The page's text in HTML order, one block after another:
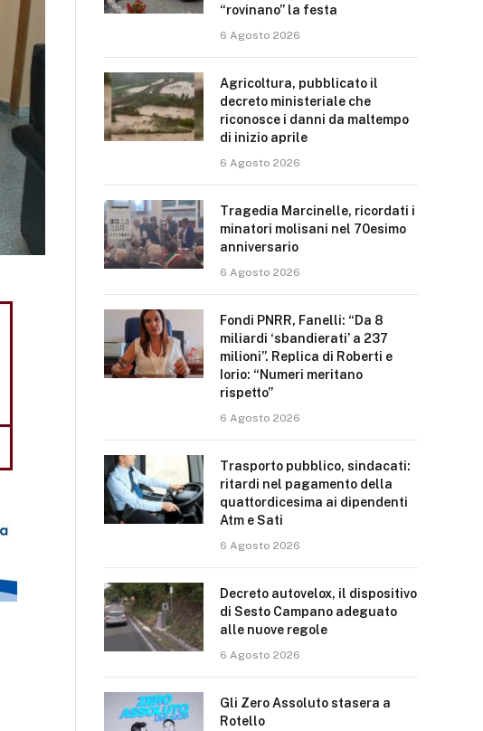
“rovinano” la festa
6 Agosto 2026
Agricoltura, pubblicato il
decreto ministeriale che
riconosce i danni da maltempo
di inizio aprile
6 Agosto 2026
Tragedia Marcinelle, ricordati i
minatori molisani nel 70esimo
anniversario
6 Agosto 2026
Fondi PNRR, Fanelli: “Da 8
miliardi ‘sbandierati’ a 237
milioni”. Replica di Roberti e
Iorio: “Numeri meritano
rispetto”
6 Agosto 2026
Trasporto pubblico, sindacati:
ritardi nel pagamento della
quattordicesima ai dipendenti
Atm e Sati
6 Agosto 2026
Decreto autovelox, il dispositivo
di Sesto Campano adeguato
alle nuove regole
6 Agosto 2026
Gli Zero Assoluto stasera a
Rotello